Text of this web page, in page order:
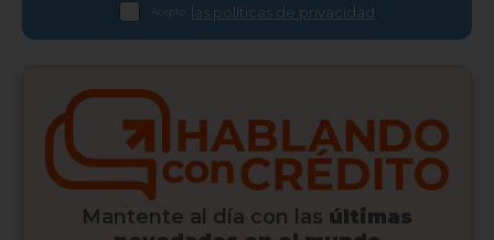
Acepto las políticas de privacidad
Mantente al día con las últimas